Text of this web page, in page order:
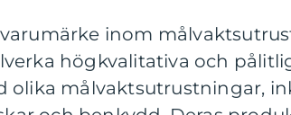
inom
högkvalitativa och
olika målvaktsutrustningar,